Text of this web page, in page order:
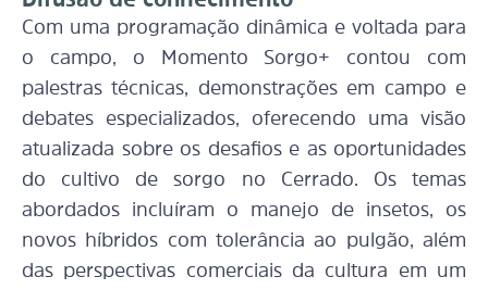
Com uma programação dinâmica e voltada para
o campo, o Momento Sorgo+ contou com
palestras técnicas, demonstrações em campo e
debates especializados, oferecendo uma visão
atualizada sobre os desafios e as oportunidades
do cultivo de sorgo no Cerrado. Os temas
abordados incluíram o manejo de insetos, os
novos híbridos com tolerância ao pulgão, além
das perspectivas comerciais da cultura em um